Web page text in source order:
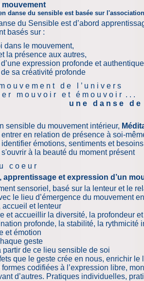
mouvement
danse du sensible est basée sur
du Sensible est d’abord
basés sur :
dans le mouvement,
la présence aux autres,
expression profonde et authentique
sa créativité profonde
u v e m e n t d e l ’ u n i v e r s
r m o u v o i r e t é m o u v o i r . . .
n s e d e l ’ E
sensible du mouvement intérieur,
relation de présence à soi-
sentiments et besoins
la beauté du moment présent
c o e u r
apprentissage et expression d’un
sensoriel, basé sur la lenteur et le
le lieu d’émergence du mouvement
accueil et lenteur
et accueillir la diversité, la profondeur
profonde, la stabilité, la rythmicité
et émotion
geste
partir de ce lieu sensible de soi
que le geste crée en nous, enrichir
codifiées à l’expression libre,
d’autres. Pratiques individuelles,